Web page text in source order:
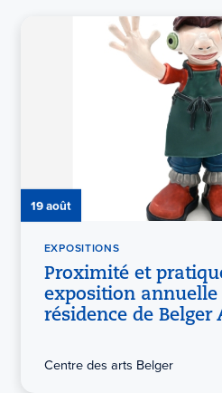
19 août
EXPOSITIONS
Proximité et
exposition annuelle
résidence de Belger
Centre des arts Belger